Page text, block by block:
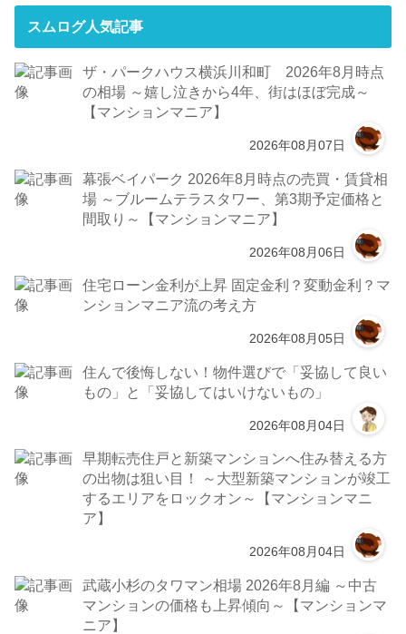
スムログ人気記事
ザ・パークハウス横浜川和町 2026年8月時点
の相場 ～嬉し泣きから4年、街はほぼ完成～
【マンションマニア】
2026年08月07日
幕張ベイパーク 2026年8月時点の売買・賃貸相
場 ～ブルームテラスタワー、第3期予定価格と
間取り～【マンションマニア】
2026年08月06日
住宅ローン金利が上昇 固定金利？変動金利？マ
ンションマニア流の考え方
2026年08月05日
住んで後悔しない！物件選びで「妥協して良い
もの」と「妥協してはいけないもの」
2026年08月04日
早期転売住戸と新築マンションへ住み替える方
の出物は狙い目！ ～大型新築マンションが竣工
するエリアをロックオン～【マンションマニ
ア】
2026年08月04日
武蔵小杉のタワマン相場 2026年8月編 ～中古
マンションの価格も上昇傾向～【マンションマ
ニア】